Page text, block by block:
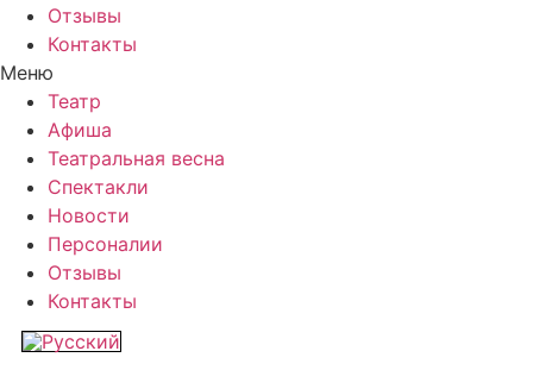
Отзывы
Контакты
Меню
Театр
Афиша
Театральная весна
Спектакли
Новости
Персоналии
Отзывы
Контакты